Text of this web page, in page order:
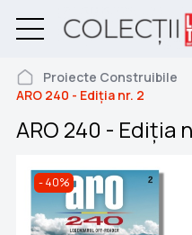
Proiecte Construibile
ARO 240 - Ediția nr. 2
ARO 240 - Ediția
40%